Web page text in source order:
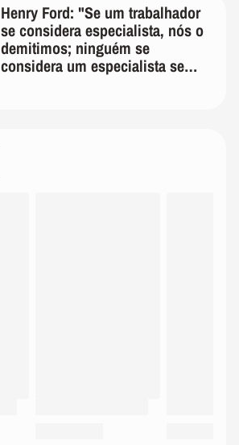
Henry Ford: "Se um trabalhador
se considera especialista, nós o
demitimos; ninguém se
considera um especialista se